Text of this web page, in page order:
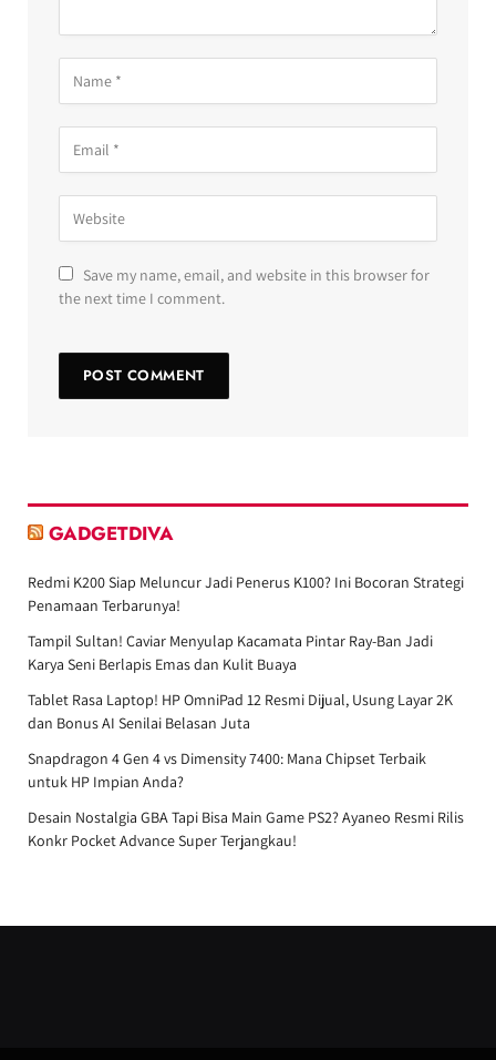
Save my name, email, and website in this browser for
the next time I comment.
GADGETDIVA
Redmi K200 Siap Meluncur Jadi Penerus K100? Ini Bocoran Strategi
Penamaan Terbarunya!
Tampil Sultan! Caviar Menyulap Kacamata Pintar Ray-Ban Jadi
Karya Seni Berlapis Emas dan Kulit Buaya
Tablet Rasa Laptop! HP OmniPad 12 Resmi Dijual, Usung Layar 2K
dan Bonus AI Senilai Belasan Juta
Snapdragon 4 Gen 4 vs Dimensity 7400: Mana Chipset Terbaik
untuk HP Impian Anda?
Desain Nostalgia GBA Tapi Bisa Main Game PS2? Ayaneo Resmi Rilis
Konkr Pocket Advance Super Terjangkau!